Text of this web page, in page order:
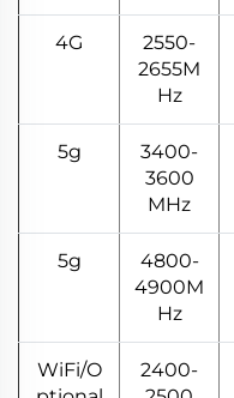
4G
2550-
2655M
Hz
5g
3400-
3600
MHz
5g
4800-
4900M
Hz
WiFi/O
2400-